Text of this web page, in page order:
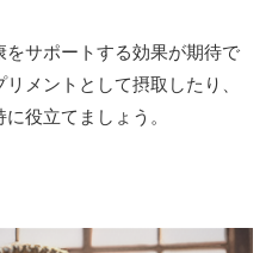
サポートする効果が期待で
メントとして摂取したり、
役立てましょう。